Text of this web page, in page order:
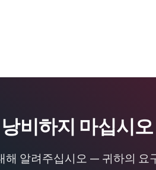
비하지 마십시
해 알려주십시오 — 귀하의